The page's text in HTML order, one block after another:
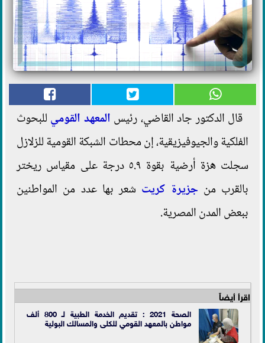
قال الدكتور جاد القاضي، رئيس المعهد القومي للبحوث
الفلكية والجيوفيزيقية، إن محطات الشبكة القومية للزلازل
سجلت هزة أرضية بقوة ٥.٩ درجة على مقياس ريختر
بالقرب من جزيرة كريت شعر بها عدد من المواطنين
ببعض المدن المصرية.
اقرأ أيضاً
الصحة 2021 : تقديم الخدمة الطبية لـ 800 ألف
مواطن بالمعهد القومي للكلى والمسالك البولية